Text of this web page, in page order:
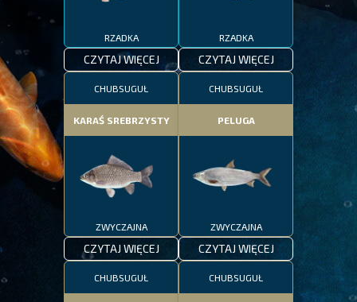
RZADKA
CZYTAJ WIĘCEJ
RZADKA
CZYTAJ WIĘCEJ
CHUBSUGUŁ
KARAŚ SREBRZYSTY
ZWYCZAJNA
CZYTAJ WIĘCEJ
CHUBSUGUŁ
PELUGA
ZWYCZAJNA
CZYTAJ WIĘCEJ
CHUBSUGUŁ CHUBSUGUŁ